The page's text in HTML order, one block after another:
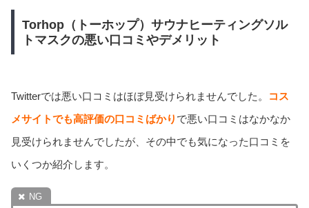
Torhop（トーホップ）サウナヒーティングソル
トマスクの悪い口コミやデメリット
Twitterでは悪い口コミはほぼ見受けられませんでした。
コス
メサイトでも高評価の口コミばかり で悪い口コミはなかなか
見受けられませんでしたが、その中でも気になった口コミを
いくつか紹介します。